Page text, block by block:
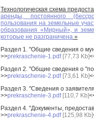
Технологическая схема
аренды, постоянного
пользования на земельные
образования «Мирный», и
которые не разграничена »
Раздел 1. "Общие сведения о
>>prekraschenie-1.pdf[77,73 Kb]
Раздел 2. "Общие сведения о
>>prekraschenie-2.pdf[73,61 Kb]
Раздел 3. "Сведения о
>>prekraschenie-3.pdf[110,7 Kb]
Раздел 4. "Документы,
>>prekraschenie-4.pdf[125,98 Kb]